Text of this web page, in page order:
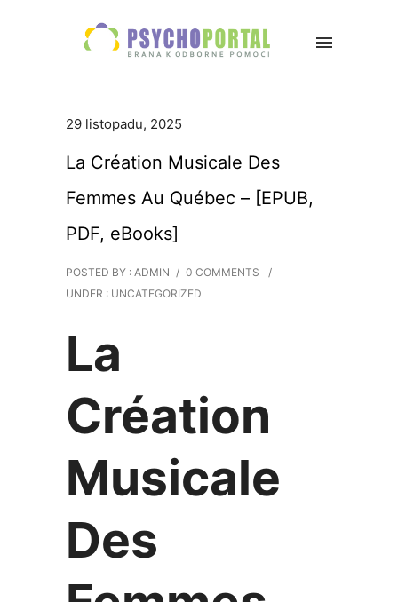
29 listopadu, 2025
La Création Musicale Des
Femmes Au Québec – [EPUB,
PDF, eBooks]
POSTED BY : ADMIN / 0 COMMENTS
/
UNDER : UNCATEGORIZED
La
Création
Musicale
Des